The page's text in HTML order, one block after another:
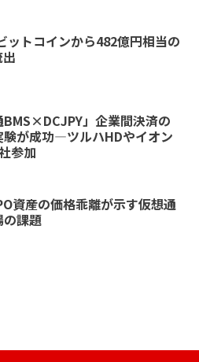
ットコインから482億円相当の
BMS×DCJPY」企業間決済の
験が成功—ツルハHDやイオン
参加
資産の価格乖離が示す仮想通
課題